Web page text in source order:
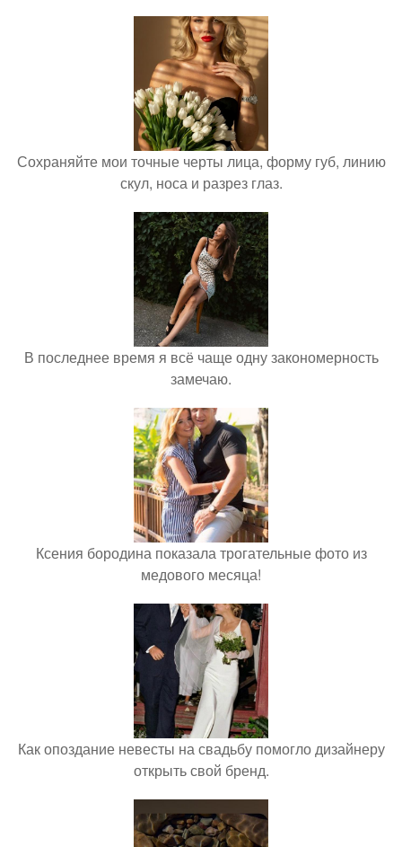
Сохраняйте мои точные черты лица, форму губ, линию
скул, носа и разрез глаз.
В последнее время я всё чаще одну закономерность
замечаю.
Ксения бородина показала трогательные фото из
медового месяца!
Как опоздание невесты на свадьбу помогло дизайнеру
открыть свой бренд.